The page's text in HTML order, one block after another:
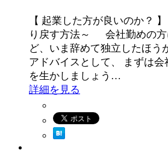
【 起業した方が良いのか？
り戻す方法～ 会社勤めの方
ど、いま辞めて独立したほう
アドバイスとして、 まずは
を生かしましょう…
詳細を見る